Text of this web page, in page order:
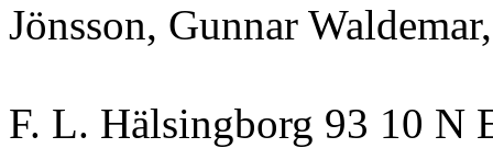
Jönsson, Gunnar Waldemar,
F. L. Hälsingborg 93 10 N